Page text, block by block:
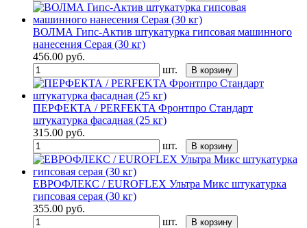
ВОЛМА Гипс-Актив штукатурка гипсовая машинного
нанесения Серая (30 кг)
456.00 руб.
шт.
В корзину
ПЕРФЕКТА / PERFEKTA Фронтпро Стандарт
штукатурка фасадная (25 кг)
315.00 руб.
шт.
В корзину
ЕВРОФЛЕКС / EUROFLEX Ультра Микс штукатурка
гипсовая серая (30 кг)
355.00 руб.
шт.
В корзину